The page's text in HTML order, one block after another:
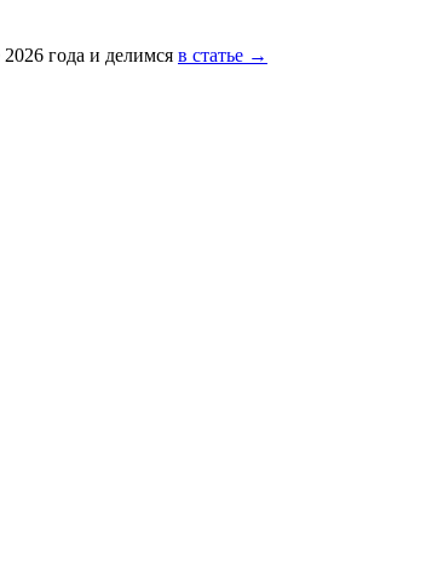
года и делимся в статье →